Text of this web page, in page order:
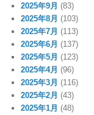
2025年9月 (83)
2025年8月 (103)
2025年7月 (113)
2025年6月 (137)
2025年5月 (123)
2025年4月 (96)
2025年3月 (116)
2025年2月 (43)
2025年1月 (48)